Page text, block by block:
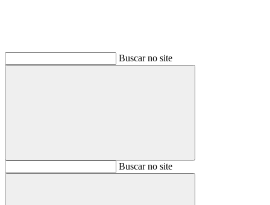
Buscar no site
BuscarBuscar no site